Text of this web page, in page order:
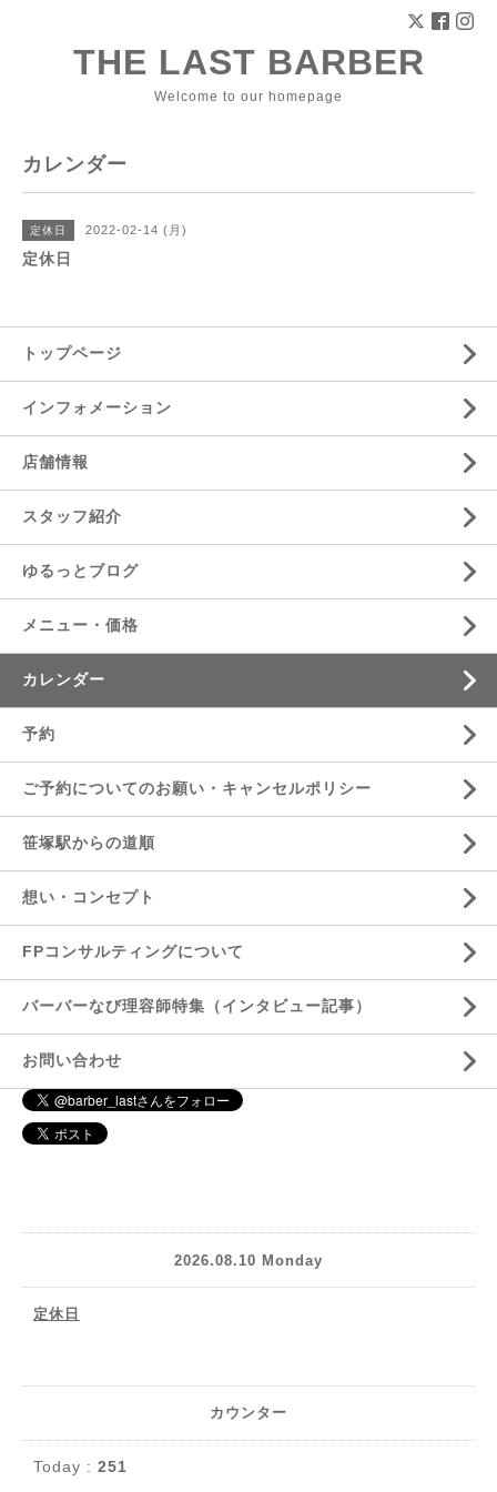
THE LAST BARBER
Welcome to our homepage
カレンダー
定休日 2022-02-14 (月)
定休日
トップページ
インフォメーション
店舗情報
スタッフ紹介
ゆるっとブログ
メニュー・価格
カレンダー
予約
ご予約についてのお願い・キャンセルポリシー
笹塚駅からの道順
想い・コンセプト
FPコンサルティングについて
バーバーなび理容師特集（インタビュー記事）
お問い合わせ
2026.08.10 Monday
定休日
カウンター
Today : 251